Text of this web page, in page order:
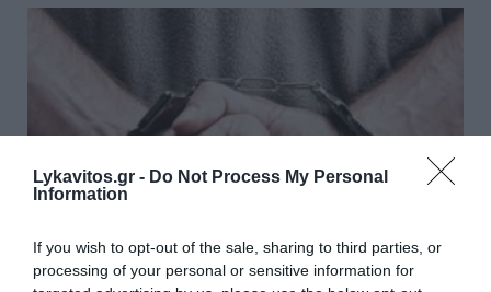
Lykavitos.gr - Do Not Process My Personal
Information
If you wish to opt-out of the sale, sharing to third parties, or
processing of your personal or sensitive information for